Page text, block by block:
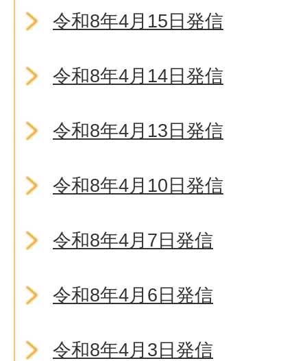
令和8年4月15日発信
令和8年4月14日発信
令和8年4月13日発信
令和8年4月10日発信
令和8年4月7日発信
令和8年4月6日発信
令和8年4月3日発信